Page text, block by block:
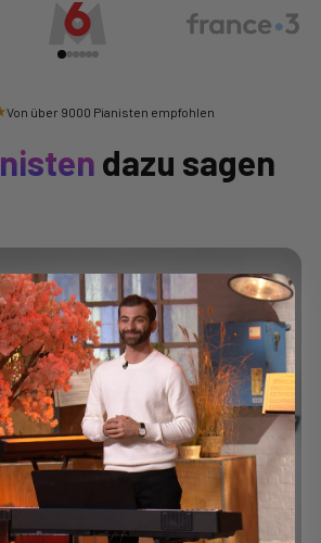
Von über 9000 Pianisten empfohlen
dazu sagen